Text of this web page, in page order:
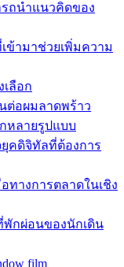
รถนำแนวคิดของ
ข้ามาช่วยเพิ่มความ
เลือก
ต่อผมลาดพร้าว
หลายรูปแบบ
คดิจิทัลที่ต้องการ
ทางการตลาดในเชิง
พักผ่อนของนักเดิน
film